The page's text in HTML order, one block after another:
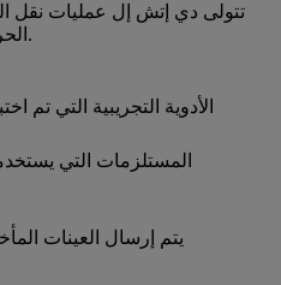
تتولى دي إتش إل عمليات نقل
الحرارة والخاصة بقطاع علوم الحياة.
الأدوية التجريبية التي تم
المستلزمات التي
يتم إرسال العينات